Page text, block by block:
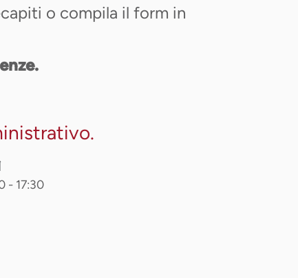
o compila il form in
.
- 17:30